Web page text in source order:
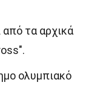
τα αρχικά
ολυμπιακό